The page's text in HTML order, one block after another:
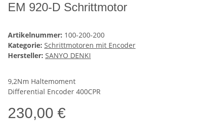
EM 920-D Schrittmotor
Artikelnummer: 100-200-200
Kategorie: Schrittmotoren mit Encoder
Hersteller: SANYO DENKI
9,2Nm Haltemoment
Differential Encoder 400CPR
230,00 €